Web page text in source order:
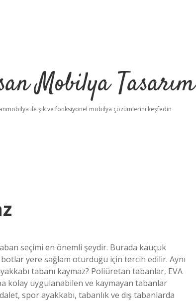
Mobilya Tasarım
ile şık ve fonksiyonel mobilya çözümlerini keşfedin
seçimi en önemli şeydir. Burada kauçuk
botlar yere sağlam oturduğu için tercih edilir. Aynı
tabanı kaymaz? Poliüretan tabanlar, EVA
kolay uygulanabilen ve kaymayan tabanlar
spor ayakkabı, tabanlık ve dış tabanlarda